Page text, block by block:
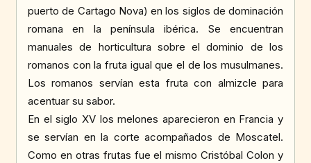
puerto de Cartago Nova) en los siglos de dominación
romana en la península ibérica. Se encuentran
manuales de horticultura sobre el dominio de los
romanos con la fruta igual que el de los musulmanes.
Los romanos servían esta fruta con almizcle para
acentuar su sabor.
En el siglo XV los melones aparecieron en Francia y
se servían en la corte acompañados de Moscatel.
Como en otras frutas fue el mismo Cristóbal Colon y